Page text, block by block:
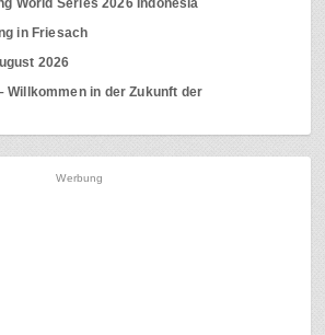
World Series 2026 Indonesia
in Friesach
2026
Willkommen in der Zukunft der
Werbung